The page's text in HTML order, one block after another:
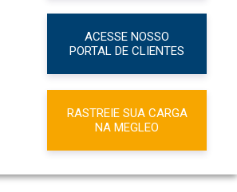
ACESSE NOSSO
PORTAL DE CLIENTES
RASTREIE SUA CARGA
NA MEGLEO